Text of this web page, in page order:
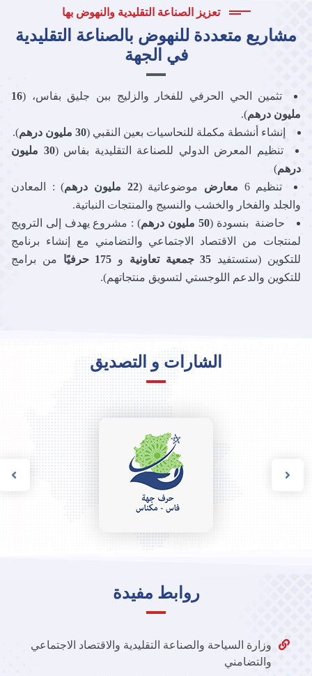
تعزيز الصناعة التقليدية والنهوض بها
مشاريع متعددة للنهوض بالصناعة التقليدية
في الجهة
تثمين الحي الحرفي للفخار والزليج ببن جليق بفاس، (16
مليون درهم).
إنشاء أنشطة مكملة للنحاسيات بعين النقبي (30 مليون درهم
).
تنظيم المعرض الدولي للصناعة التقليدية بفاس (
30 مليون
درهم)
تنظيم 6
معارض موضوعاتية (22 مليون درهم
) : المعادن
والجلد والفخار والخشب والنسيج والمنتجات النباتية.
حاضنة بنسودة (50 مليون درهم
) : مشروع يهدف إلى الترويج
لمنتجات من الاقتصاد الاجتماعي والتضامني مع إنشاء برنامج
للتكوين (ستستفيد 35 جمعية تعاونية و 175 حرفيًا
من برامج
للتكوين والدعم اللوجستي لتسويق منتجاتهم).
الشارات و التصديق
روابط مفيدة
وزارة السياحة والصناعة التقليدية والاقتصاد الاجتماعي
والتضامني